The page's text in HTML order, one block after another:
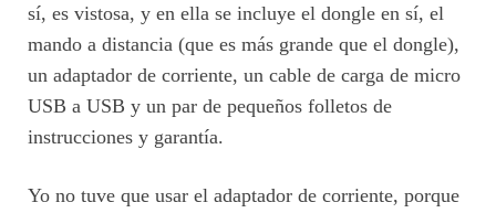
sí, es vistosa, y en ella se incluye el dongle en sí, el
mando a distancia (que es más grande que el dongle),
un adaptador de corriente, un cable de carga de micro
USB a USB y un par de pequeños folletos de
instrucciones y garantía.
Yo no tuve que usar el adaptador de corriente, porque